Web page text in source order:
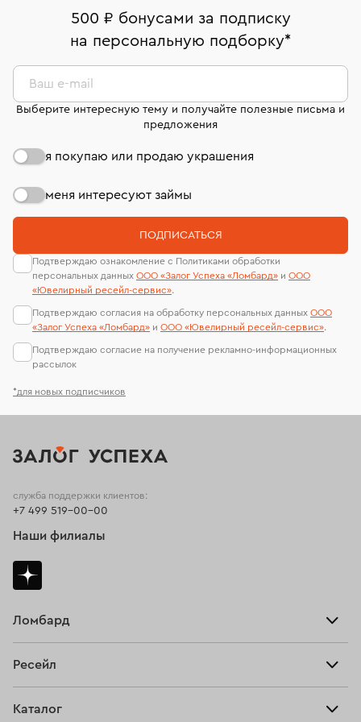
комиссионных украшений и часов смотрите на
странице«Возврат украшений»
Москва, ул. Грузинский Вал, д. 28/45
Срок бронирования украшения при самовывозе из
Оплата наличными или картой
Система быстрых платежей (по QR-коду)
В кредит от Т-Банка (до 50 000 руб., на 3–6 мес.)
номер (УИН)
На особо ценные изделия получены
сертификаты МГУ и других геммологических
лабораторий
500 ₽ бонусами за подписку
на персональную подборку*
*для новых подписчиков
Ваш e-mail
Выберите интересную тему и получайте полезные письма и
предложения
я покупаю или продаю украшения
меня интересуют займы
ПОДПИСАТЬСЯ
Подтверждаю ознакомление с Политиками обработки
персональных данных ООО «Залог Успеха «Ломбард» и ООО
«Ювелирный ресейл-сервиc».
Подтверждаю согласия на обработку персональных данных ООО
«Залог Успеха «Ломбард» и ООО «Ювелирный ресейл-сервиc».
Подтверждаю согласие на получение рекламно-информационных
рассылок
Ломбард
Тарифы
Ресейл
Каталог
служба поддержки клиентов:
+7 499 519-00-00
Наши филиалы